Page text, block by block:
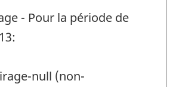
- Pour la période de
null (non-